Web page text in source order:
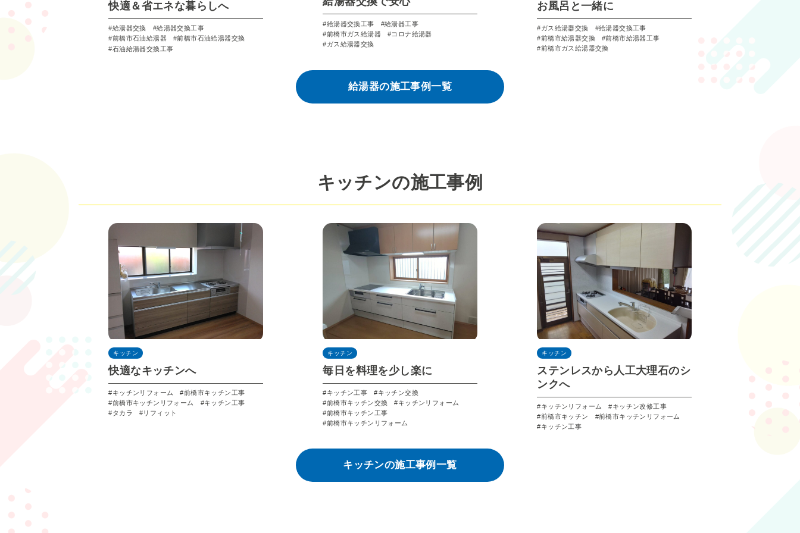
快適＆省エネな暮らしへ
給湯器交換
給湯器交換工事
前橋市石油給湯器
前橋市石油給湯器交換
石油給湯器交換工事
給湯器交換工事
給湯器工事
前橋市ガス給湯器
コロナ給湯器
ガス給湯器交換
お風呂と一緒に
ガス給湯器交換
給湯器交換工事
前橋市給湯器交換
前橋市給湯器工事
前橋市ガス給湯器交換
給湯器の施工事例一覧
キッチンの施工事例
キッチン
快適なキッチンへ
キッチンリフォーム
前橋市キッチン工事
前橋市キッチンリフォーム
キッチン工事
タカラ
リフィット
キッチン
毎日を料理を少し楽に
キッチン工事
キッチン交換
前橋市キッチン交換
キッチンリフォーム
前橋市キッチン工事
前橋市キッチンリフォーム
キッチン
ステンレスから人工大理石のシ
ンクへ
キッチンリフォーム
キッチン改修工事
前橋市キッチン
前橋市キッチンリフォーム
キッチン工事
キッチンの施工事例一覧